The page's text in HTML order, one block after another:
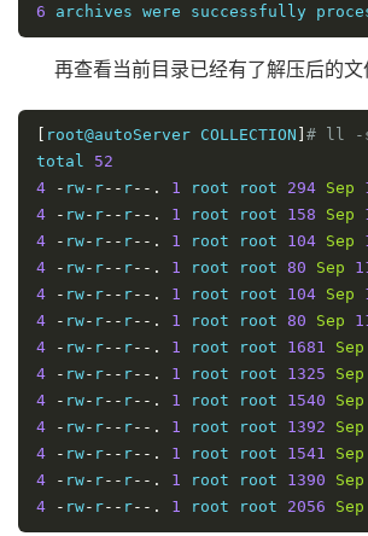
6 archives were successfully
再查看当前目录已经有了解压后的文
root@autoServer COLLECTION # ll -
total 52
4
- rw- r-- r--. 1 root root 294 Sep
4
- rw- r-- r--. 1 root root 158 Sep
4
- rw- r-- r--. 1 root root 104 Sep
4
- rw- r-- r--. 1 root root 80 Sep
4
- rw- r-- r--. 1 root root 104 Sep
4
- rw- r-- r--. 1 root root 80 Sep
4
- rw- r-- r--. 1 root root 1681 Sep
4
- rw- r-- r--. 1 root root 1325 Sep
4
- rw- r-- r--. 1 root root 1540 Sep
4
- rw- r-- r--. 1 root root 1392 Sep
4
- rw- r-- r--. 1 root root 1541 Sep
4
- rw- r-- r--. 1 root root 1390 Sep
4
- rw- r-- r--. 1 root root 2056 Sep